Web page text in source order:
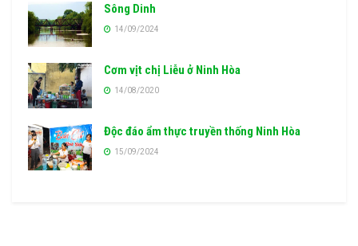
Sông Dinh
14/09/2024
Cơm vịt chị Liễu ở Ninh Hòa
14/08/2020
Độc đáo ẩm thực truyền thống Ninh Hòa
15/09/2024